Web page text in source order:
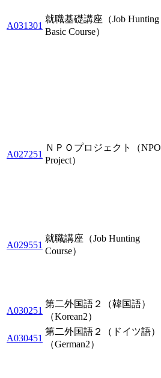
A031301
就職基礎講座（Job Hunting
Basic Course）
A027251
ＮＰＯプロジェクト（NPO
Project）
A029551
就職講座（Job Hunting
Course）
A030251
第二外国語２（韓国語）
（Korean2）
A030451
第二外国語２（ドイツ語）
（German2）